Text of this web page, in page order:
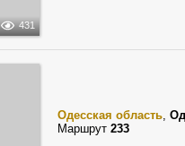
431
Одесская область,
Маршрут 233